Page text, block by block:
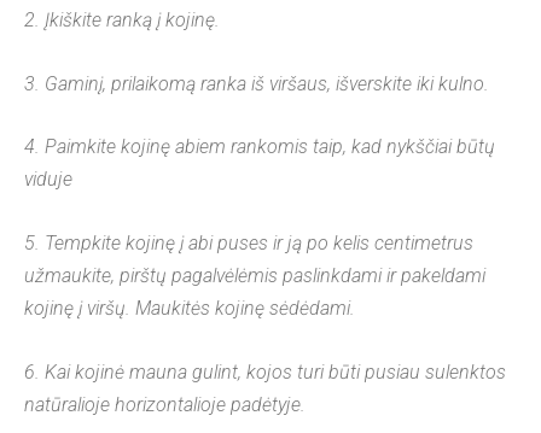
2. Įkiškite ranką į kojinę.
3. Gaminį, prilaikomą ranka iš viršaus, išverskite iki kulno.
4. Paimkite kojinę abiem rankomis taip, kad nykščiai būtų
viduje
5. Tempkite kojinę į abi puses ir ją po kelis centimetrus
užmaukite, pirštų pagalvėlėmis paslinkdami ir pakeldami
kojinę į viršų. Maukitės kojinę sėdėdami.
6. Kai kojinė mauna gulint, kojos turi būti pusiau sulenktos
natūralioje horizontalioje padėtyje.